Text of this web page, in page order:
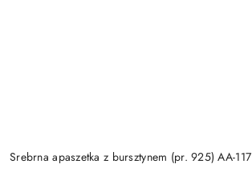
Srebrna apaszetka z bursztynem (pr. 925) AA-117